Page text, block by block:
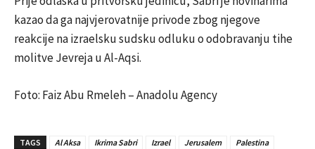
kazao da ga najvjerovatnije privode zbog njegove
reakcije na izraelsku sudsku odluku o odobravanju tihe
molitve Jevreja u Al-Aqsi.
Foto: Faiz Abu Rmeleh – Anadolu Agency
TAGS Al Aksa Ikrima Sabri Izrael Jerusalem Palestina